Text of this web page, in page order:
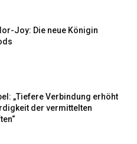
Joy: Die neue Königin
„Tiefere Verbindung erhöht
der vermittelten